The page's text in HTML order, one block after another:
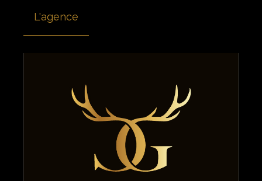
L'agence